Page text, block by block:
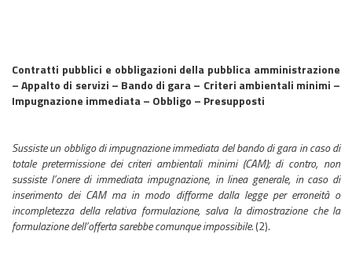
Contratti pubblici e obbligazioni della pubblica amministrazione
– Appalto di servizi – Bando di gara – Criteri ambientali minimi –
Impugnazione immediata – Obbligo – Presupposti
Sussiste un obbligo di impugnazione immediata del bando di gara in caso di
totale pretermissione dei criteri ambientali minimi (CAM); di contro, non
sussiste l’onere di immediata impugnazione, in linea generale, in caso di
inserimento dei CAM ma in modo difforme dalla legge per erroneità o
incompletezza della relativa formulazione, salva la dimostrazione che la
formulazione dell’offerta sarebbe comunque impossibile.(2).